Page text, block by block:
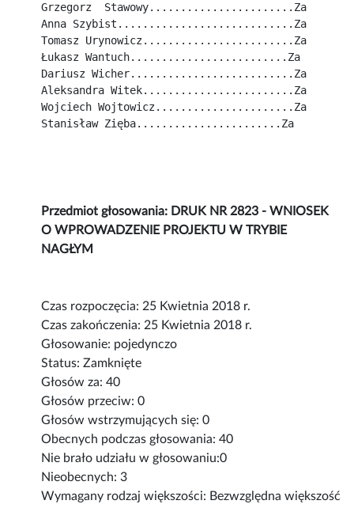
Grzegorz  Stawowy.......................Za
Anna Szybist............................Za
Tomasz Urynowicz........................Za
Łukasz Wantuch.........................Za
Dariusz Wicher..........................Za
Aleksandra Witek........................Za
Wojciech Wojtowicz......................Za
Stanisław Zięba.......................Za
Przedmiot głosowania: DRUK NR 2823 - WNIOSEK
O WPROWADZENIE PROJEKTU W TRYBIE
NAGŁYM
Czas rozpoczęcia: 25 Kwietnia 2018 r.
Czas zakończenia: 25 Kwietnia 2018 r.
Głosowanie: pojedynczo
Status: Zamknięte
Głosów za: 40
Głosów przeciw: 0
Głosów wstrzymujących się: 0
Obecnych podczas głosowania: 40
Nie brało udziału w głosowaniu:0
Nieobecnych: 3
Wymagany rodzaj większości: Bezwzględna większość